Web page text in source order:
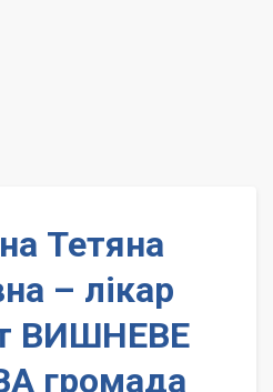
Тетяна
– лікар
ВИШНЕВЕ
громада